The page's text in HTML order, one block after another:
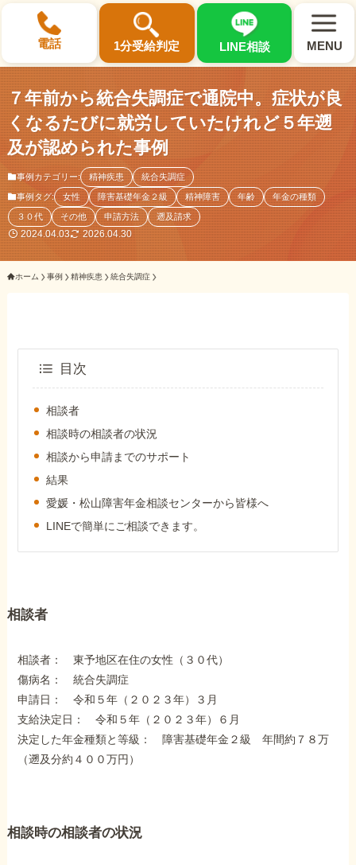
電話 1分受給判定 LINE相談 MENU
×
選ばれる3つの理由
初回相談料0円・受給後報酬型
サポート料金について
県内 No.1 の豊富な知識と経験
ホーム
障害年金の基礎知識
受給事例
Q&A・相談事例
障害年金コラム
事務所について
７年前から統合失調症で通院中。症状が良
くなるたびに就労していたけれど５年遡
及が認められた事例
事例カテゴリー: 精神疾患 統合失調症
事例タグ: 女性 障害基礎年金２級 精神障害 年齢 年金の種類
３０代 その他 申請方法 遡及請求
2024.04.03 2026.04.30
ホーム 事例 精神疾患 統合失調症
目次
相談者
相談時の相談者の状況
相談から申請までのサポート
結果
愛媛・松山障害年金相談センターから皆様へ
LINEで簡単にご相談できます。
相談者
相談者： 東予地区在住の女性（３０代）
傷病名： 統合失調症
申請日： 令和５年（２０２３年）３月
支給決定日： 令和５年（２０２３年）６月
決定した年金種類と等級： 障害基礎年金２級 年間約７８万
（遡及分約４００万円）
相談時の相談者の状況